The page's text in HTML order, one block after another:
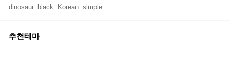
dinosaur. black. Korean. simple.
추천테마